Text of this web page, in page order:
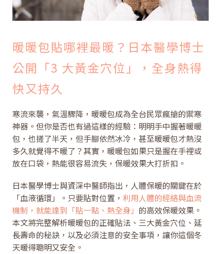
暖暖包貼哪裡最暖？日本醫學博士
公開「3 大黃金穴位」，全身熱得
快又持久
寒流來襲，氣溫驟降，暖暖包成為全台民眾瘋搶的禦寒
神器。但你是否也有過這樣的經驗：明明手中握著暖暖
包，也搓了半天，但手腳依然冰冷，甚至暖暖包才熱沒
多久就覺得不暖了？其實，暖暖包如果只是握在手裡或
放在口袋，熱能很容易流失，保暖效果大打折扣。
日本醫學博士與資深中醫師指出，人體保暖的關鍵在於
「血液循環」。只要貼對位置， 利用人體的經絡與血流
機制，就能達到「貼一點、熱全身」 的高效保暖效果。
本文將完整解析暖暖包的正確貼法、三大黃金穴位、延
長壽命的秘訣，以及必須注意的安全事項，讓你這個冬
天暖得聰明又安全。